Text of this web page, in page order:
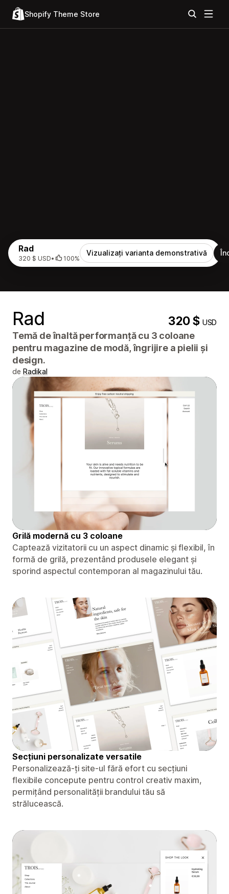
Shopify Theme Store
Rad
320 $ USD• 100%
Vizualizați varianta demonstrativă
Rad 320 $USD
Temă de înaltă performanță cu 3 coloane
pentru magazine de modă, îngrijire a pielii și
design.
de Radikal
Grilă modernă cu 3 coloane
Captează vizitatorii cu un aspect dinamic și flexibil, în
formă de grilă, prezentând produsele elegant și
sporind aspectul contemporan al magazinului tău.
Secțiuni personalizate versatile
Personalizează-ți site-ul fără efort cu secțiuni
flexibile concepute pentru control creativ maxim,
permițând personalității brandului tău să
strălucească.